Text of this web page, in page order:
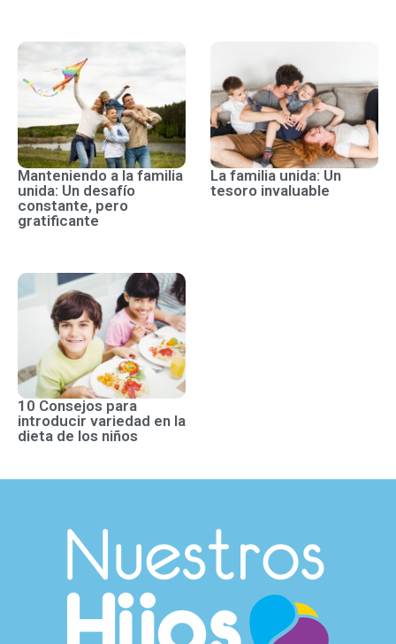
Manteniendo a la familia
unida: Un desafío
constante, pero
gratificante
La familia unida: Un
tesoro invaluable
10 Consejos para
introducir variedad en la
dieta de los niños